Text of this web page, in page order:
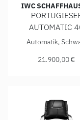
IWC
AUTOMATIC
IWCAutomatik,
21.900,00 €